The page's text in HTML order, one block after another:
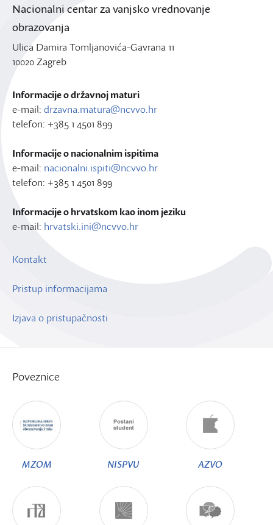
Nacionalni centar za vanjsko vrednovanje
obrazovanja
Ulica Damira Tomljanovića-Gavrana 11
10020 Zagreb
Informacije o državnoj maturi
e-mail: drzavna.matura@ncvvo.hr
telefon: +385 1 4501 899
Informacije o nacionalnim ispitima
e-mail: nacionalni.ispiti@ncvvo.hr
telefon: +385 1 4501 899
Informacije o hrvatskom kao inom jeziku
e-mail: hrvatski.ini@ncvvo.hr
Kontakt
Pristup informacijama
Izjava o pristupačnosti
Poveznice
MZOM NISPVU AZVO